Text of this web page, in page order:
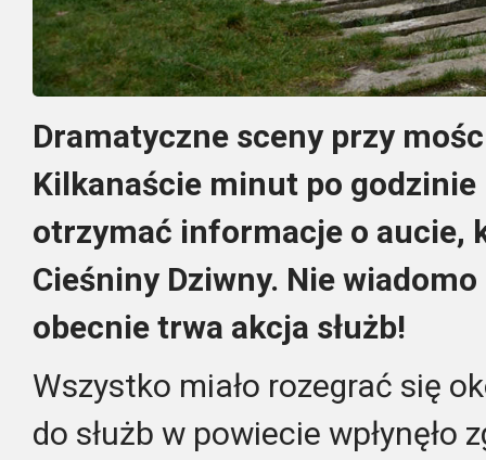
Dramatyczne sceny przy
Kilkanaście minut po godzinie
otrzymać informacje o aucie,
Cieśniny Dziwny. Nie
obecnie trwa akcja służb!
Wszystko miało rozegrać się
do służb w powiecie wpłynęło